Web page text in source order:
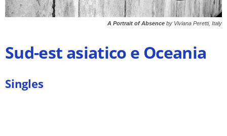
A Portrait of Absence by Viviana Peretti, Italy
Sud-est asiatico e Oceania
Singles